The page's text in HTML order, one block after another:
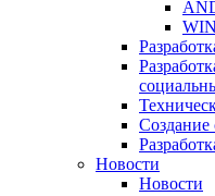
Создание
Новости
Новости